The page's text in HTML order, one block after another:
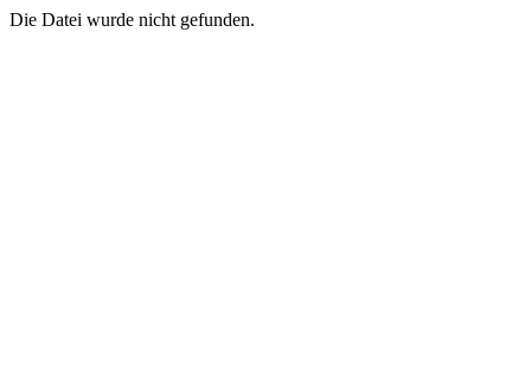
Die Datei wurde nicht gefunden.